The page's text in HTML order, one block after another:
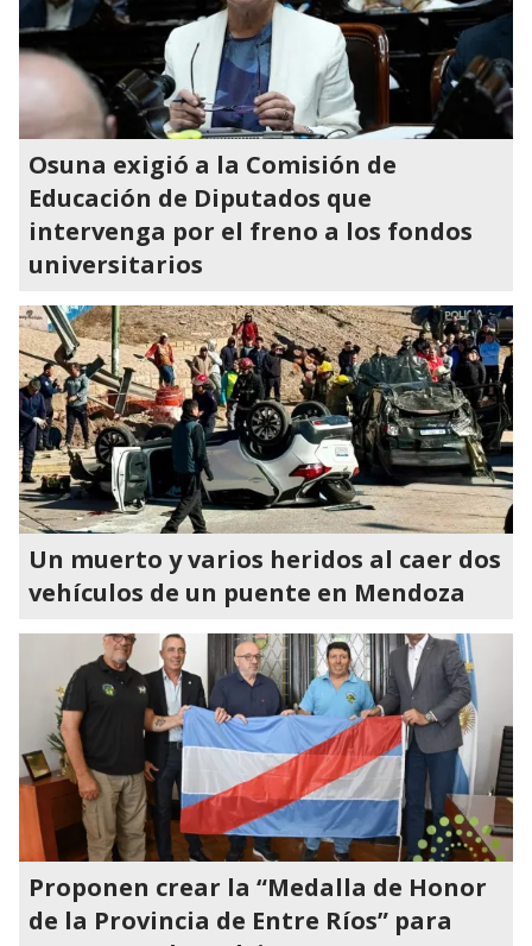
Osuna exigió a la Comisión de
Educación de Diputados que
intervenga por el freno a los fondos
universitarios
Un muerto y varios heridos al caer dos
vehículos de un puente en Mendoza
Proponen crear la “Medalla de Honor
de la Provincia de Entre Ríos” para